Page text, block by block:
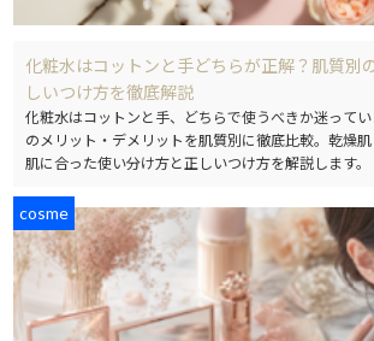
化粧水はコットンと手どちらが正解？肌質別
しいつけ方を徹底解説
化粧水はコットンと手、どちらで使うべきか迷って
のメリット・デメリットを肌質別に徹底比較。乾燥
肌に合った使い分け方と正しいつけ方を解説します。
cosme